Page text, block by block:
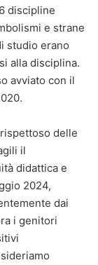
discipline
e strane
studio erano
alla disciplina.
avviato con il
delle
il
didattica e
2024,
dai
i genitori